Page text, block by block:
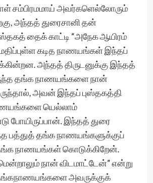
சம்பிரமமாய் அவர்களெல்லோரும்
அந்தத் துரைசானி தன்
தைக் காட்டி “அநேக ஆயிரம்
கடித நாணயங்கள் இந்தப்
அந்தத் திருடனுக்கு இந்தத்
தங்க நாணயங்களை நான்
அவன் இந்தப் புஸ்தகத்தி
யெல்லாம்
போயிருப்பான். இந்தத் துரை
பத்துத் தங்க நாணயங்களுக்குப்
தங்க நாணயங்கள் கொடுக்கிறேன்.
நான் விடமாட்டேன்” என்று
அவருக்குக்